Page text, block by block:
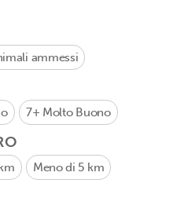
ammessi
7+ Molto Buono
Meno di 5 km